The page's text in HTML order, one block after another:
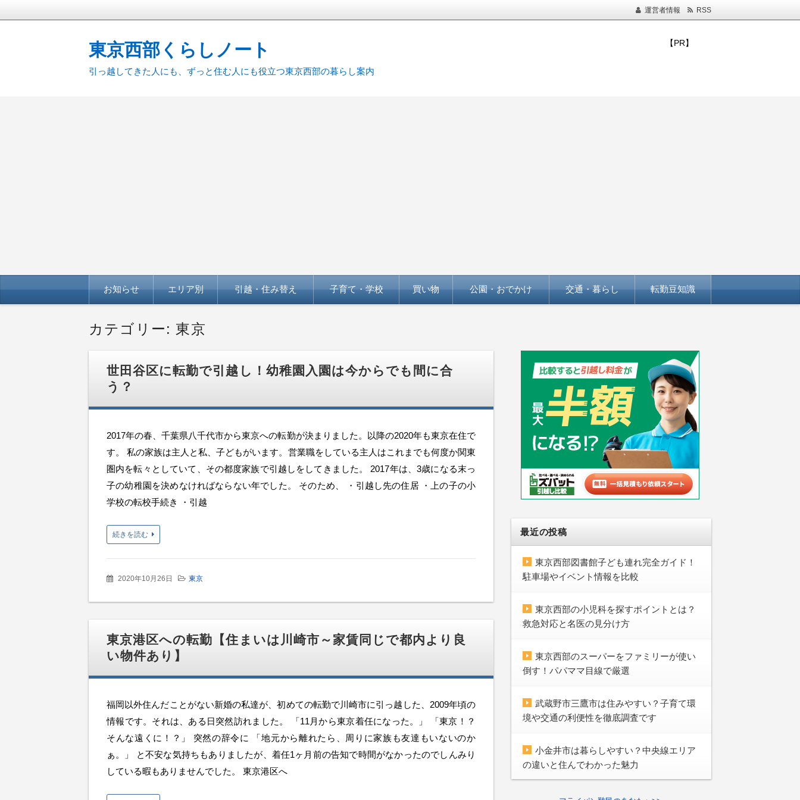
運営者情報 RSS
東京西部くらしノート
引っ越してきた人にも、ずっと住む人にも役立つ東京西部の暮らし案内
【PR】
ン
お知らせ エリア別 引越・住み替え 子育て・学校 買い物 公園・おでかけ 交通・暮らし 転勤豆知識
カテゴリー: 東京
世田谷区に転勤で引越し！幼稚園入園は今からでも間に合
う？
2017年の春、千葉県八千代市から東京への転勤が決まりました。以降の2020年も東京在住で
す。 私の家族は主人と私、子どもがいます。営業職をしている主人はこれまでも何度か関東
圏内を転々としていて、その都度家族で引越しをしてきました。 2017年は、3歳になる末っ
子の幼稚園を決めなければならない年でした。 そのため、 ・引越し先の住居 ・上の子の小
学校の転校手続き ・引越
続きを読む
2020年10月26日 東京
東京港区への転勤【住まいは川崎市～家賃同じで都内より良
い物件あり】
福岡以外住んだことがない新婚の私達が、初めての転勤で川崎市に引っ越した、2009年頃の
情報です。それは、ある日突然訪れました。 「11月から東京着任になった。」 「東京！？
そんな遠くに！？」 突然の辞令に 「地元から離れたら、周りに家族も友達もいないのか
ぁ。」 と不安な気持ちもありましたが、着任1ヶ月前の告知で時間がなかったのでしんみり
している暇もありませんでした。 東京港区へ
最近の投稿
東京西部図書館子ども連れ完全ガイド！
駐車場やイベント情報を比較
東京西部の小児科を探すポイントとは？
救急対応と名医の見分け方
東京西部のスーパーをファミリーが使い
倒す！パパママ目線で厳選
武蔵野市三鷹市は住みやすい？子育て環
境や交通の利便性を徹底調査です
小金井市は暮らしやすい？中央線エリア
の違いと住んでわかった魅力